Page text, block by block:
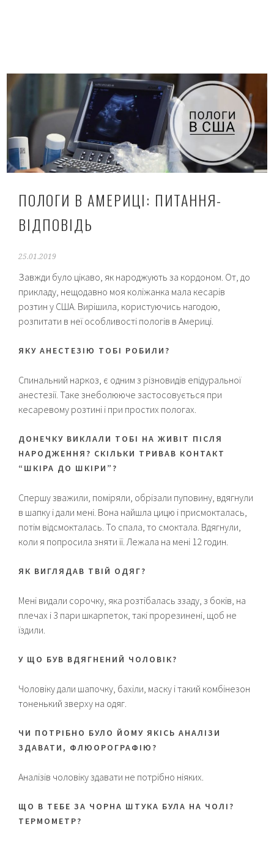
ПОЛОГИ В АМЕРИЦІ: ПИТАННЯ-
ВІДПОВІДЬ
25.01.2019
Завжди було цікаво, як народжують за кордоном. От, до
прикладу, нещодавно моя коліжанка мала кесарів
розтин у США. Вирішила, користуючись нагодою,
розпитати в неї особливості пологів в Америці.
ЯКУ АНЕСТЕЗІЮ ТОБІ РОБИЛИ?
Спинальний наркоз, є одним з різновидів епідуральної
анестезії. Таке знеболююче застосовується при
кесаревому розтині і при простих пологах.
ДОНЕЧКУ ВИКЛАЛИ ТОБІ НА ЖИВІТ ПІСЛЯ
НАРОДЖЕННЯ? СКІЛЬКИ ТРИВАВ КОНТАКТ
“ШКІРА ДО ШКІРИ”?
Спершу зважили, поміряли, обрізали пуповину, вдягнули
в шапку і дали мені. Вона найшла цицю і присмокталась,
потім відсмокталась. То спала, то смоктала. Вдягнули,
коли я попросила зняти її. Лежала на мені 12 годин.
ЯК ВИГЛЯДАВ ТВІЙ ОДЯГ?
Мені видали сорочку, яка розтібалась ззаду, з боків, на
плечах і 3 пари шкарпеток, такі прорезинені, щоб не
їздили.
У ЩО БУВ ВДЯГНЕНИЙ ЧОЛОВІК?
Чоловіку дали шапочку, бахіли, маску і такий комбінезон
тоненький зверху на одяг.
ЧИ ПОТРІБНО БУЛО ЙОМУ ЯКІСЬ АНАЛІЗИ
ЗДАВАТИ, ФЛЮОРОГРАФІЮ?
Аналізів чоловіку здавати не потрібно ніяких.
ЩО В ТЕБЕ ЗА ЧОРНА ШТУКА БУЛА НА ЧОЛІ?
ТЕРМОМЕТР?